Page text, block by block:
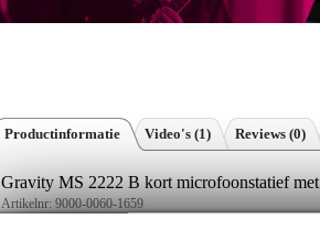
Productinformatie Video's (1) Reviews (0)
Gravity MS 2222 B kort microfoonstatief met
Artikelnr: 9000-0060-1659